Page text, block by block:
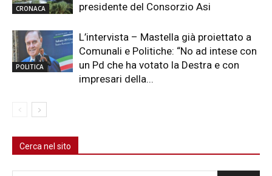
CRONACA
presidente del Consorzio Asi
POLITICA
L’intervista – Mastella già proiettato a
Comunali e Politiche: “No ad intese con
un Pd che ha votato la Destra e con
impresari della...
Cerca nel sito